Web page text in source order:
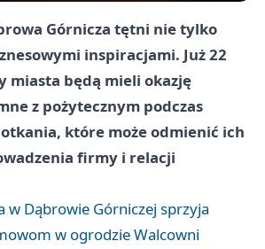
Górnicza tętni nie tylko
inspiracjami. Już 22
miasta będą mieli okazję
z pożytecznym podczas
które może odmienić ich
firmy i relacji
w Dąbrowie Górniczej sprzyja
w ogrodzie Walcowni